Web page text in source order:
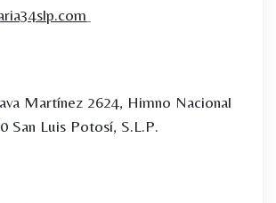
Martínez 2624, Himno Nacional
San Luis Potosí, S.L.P.